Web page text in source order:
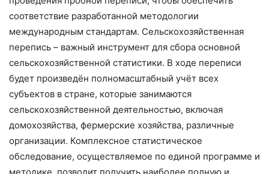
соответствие разработанной методологии
международным стандартам. Сельскохозяйственная
перепись – важный инструмент для сбора основной
сельскохозяйственной статистики. В ходе переписи
будет произведён полномасштабный учёт всех
субъектов в стране, которые занимаются
сельскохозяйственной деятельностью, включая
домохозяйства, фермерские хозяйства, различные
организации. Комплексное статистическое
обследование, осуществляемое по единой программе и